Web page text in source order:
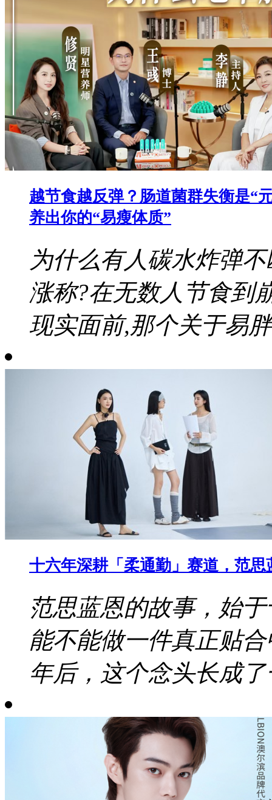
越节食越反弹？肠道菌群失衡是“
养出你的“易瘦体质”
为什么有人碳水炸弹
涨称?在无数人节食到
现实面前,那个关于易
十六年深耕「柔通勤」赛道，范
范思蓝恩的故事，始
能不能做一件真正贴
年后，这个念头长成